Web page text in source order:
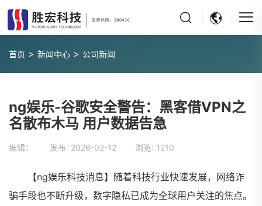
首页 > 新闻中心 > 公司新闻
ng娱乐-谷歌安全警告：黑客借VPN之
名散布木马 用户数据告急
编辑： 发布: 2026-02-12 浏览: 1210
【ng娱乐科技消息】随着科技行业快速发展，网络诈
骗手段也不断升级，数字隐私已成为全球用户关注的焦点。